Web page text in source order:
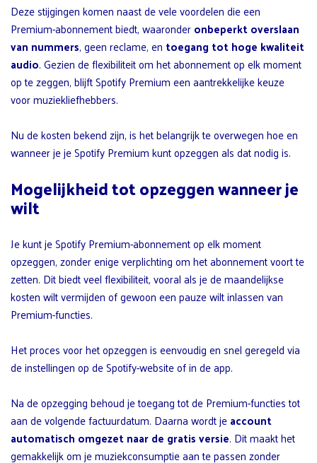
Deze stijgingen komen naast de vele voordelen die een
Premium-abonnement biedt, waaronderonbeperkt overslaan
van nummers, geen reclame, en toegang tot hoge kwaliteit
audio. Gezien de flexibiliteit om het abonnement op elk moment
op te zeggen, blijft Spotify Premium een aantrekkelijke keuze
voor muziekliefhebbers.
Nu de kosten bekend zijn, is het belangrijk te overwegen hoe en
wanneer je je Spotify Premium kunt opzeggen als dat nodig is.
Mogelijkheid tot opzeggen wanneer je
wilt
Je kunt je Spotify Premium-abonnement op elk moment
opzeggen, zonder enige verplichting om het abonnement voort te
zetten. Dit biedt veel flexibiliteit, vooral als je de maandelijkse
kosten wilt vermijden of gewoon een pauze wilt inlassen van
Premium-functies.
Het proces voor het opzeggen is eenvoudig en snel geregeld via
de instellingen op de Spotify-website of in de app.
Na de opzegging behoud je toegang tot de Premium-functies tot
aan de volgende factuurdatum. Daarna wordt jeaccount
automatisch omgezet naar de gratis versie. Dit maakt het
gemakkelijk om je muziekconsumptie aan te passen zonder